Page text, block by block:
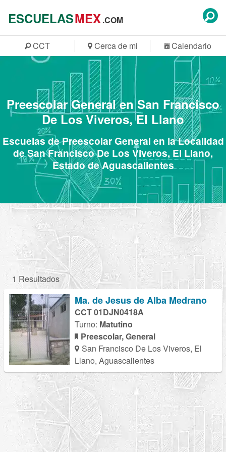
ESCUELASMEX.COM
CCT Cerca de mi Calendario
Preescolar General en San Francisco
De Los Viveros, El Llano
Escuelas de Preescolar General en la Localidad
de San Francisco De Los Viveros, El Llano,
Estado de Aguascalientes
1 Resultados
Ma. de Jesus de Alba Medrano
CCT 01DJN0418A
Turno: Matutino
Preescolar, General
San Francisco De Los Viveros, El
Llano, Aguascalientes